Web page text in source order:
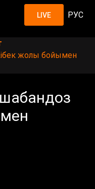
LIVE РУС
жолы бойымен